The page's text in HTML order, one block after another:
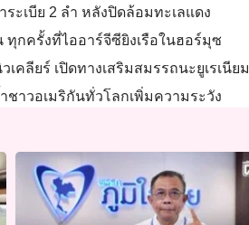
ะเบีย 2 ลำ หลังปิดล้อมทะเลแดง
กครั้งที่ไออาร์จีซียิงเรือในฮอร์มุซ
คลียร์ เปิดทางเสริมสมรรถนะยูเรเนียม
าวอเมริกันทั่วโลกเพิ่มความระวัง